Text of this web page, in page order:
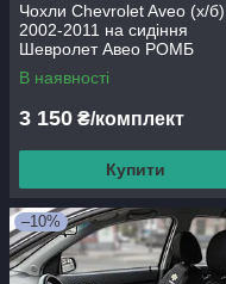
Чохли Chevrolet Aveo (х/б)
2002-2011 на сидіння
Шевролет Авео РОМБ
Prestige_Standart
В наявності
3 150 ₴/комплект
Купити
–10%